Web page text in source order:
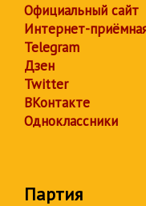
Официальный сайт
Интернет-
Telegram
Дзен
Twitter
ВКонтакте
Одноклассники
Партия